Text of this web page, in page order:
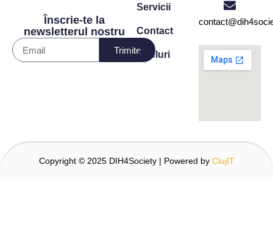
Înscrie-te la
newsletterul nostru
Trimite
Servicii
Contact
Apeluri
Copyright © 2025 DIH4Society | Powered by ClujIT